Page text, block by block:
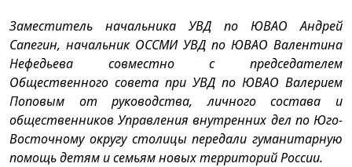
Заместитель начальника УВД по ЮВАО Андрей
Сапегин, начальник ОССМИ УВД по ЮВАО Валентина
Нефедьева совместно с председателем
Общественного совета при УВД по ЮВАО Валерием
Поповым от руководства, личного состава и
общественников Управления внутренних дел по Юго-
Восточному округу столицы передали гуманитарную
помощь детям и семьям новых территорий России.